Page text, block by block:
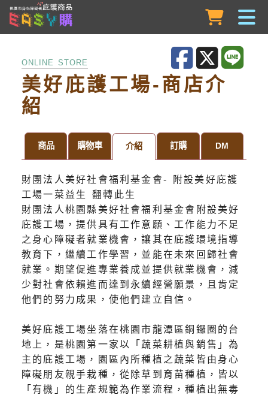
跳到主要內容
ONLINE STORE
美好庇護工場-商店介
紹
商品 購物車 介紹 訂購 DM
財團法人美好社會福利基金會- 附設美好庇護
工場一菜益生 翻轉此生
財團法人桃園縣美好社會福利基金會附設美好
庇護工場，提供具有工作意願、工作能力不足
之身心障礙者就業機會，讓其在庇護環境指導
教育下，繼續工作學習，並能在未來回歸社會
就業。期望促進專業養成並提供就業機會，減
少對社會依賴進而達到永續經營願景，且肯定
他們的努力成果，使他們建立自信。
美好庇護工場坐落在桃園市龍潭區銅鑼圈的台
地上，是桃園第一家以「蔬菜耕植與銷售」為
主的庇護工場，園區內所種植之蔬菜皆由身心
障礙朋友親手栽種，從除草到育苗種植，皆以
「有機」的生產規範為作業流程，種植出無毒